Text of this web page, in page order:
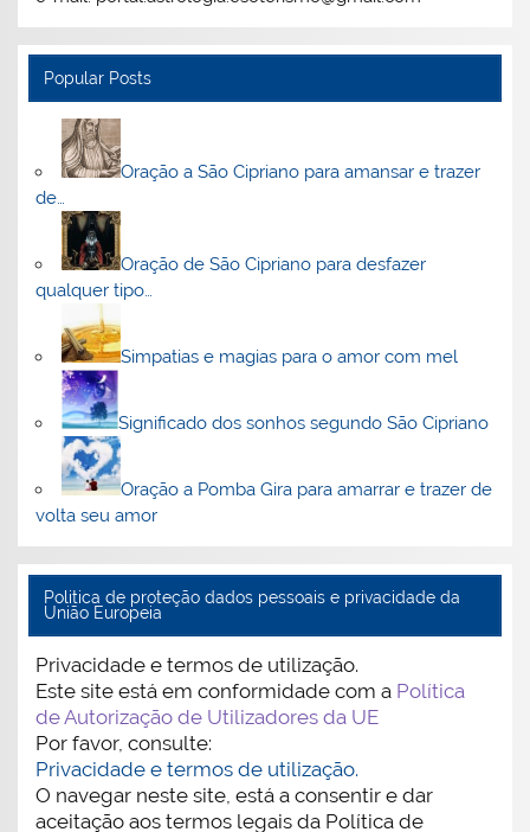
Popular Posts
Oração a São Cipriano para amansar e trazer
de…
Oração de São Cipriano para desfazer
qualquer tipo…
Simpatias e magias para o amor com mel
Significado dos sonhos segundo São Cipriano
Oração a Pomba Gira para amarrar e trazer de
volta seu amor
Politica de proteção dados pessoais e privacidade da
União Europeia
Privacidade e termos de utilização.
Este site está em conformidade com a Política
de Autorização de Utilizadores da UE
Por favor, consulte:
Privacidade e termos de utilização.
O navegar neste site, está a consentir e dar
aceitação aos termos legais da Política de